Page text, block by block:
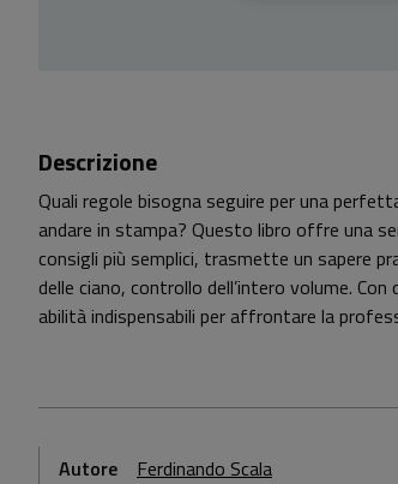
Descrizione
Quali regole bisogna seguire per una
andare in stampa? Questo libro offre una
consigli più semplici, trasmette un sapere
delle ciano, controllo dell’intero volume.
abilità indispensabili per affrontare la
Autore Ferdinando Scala